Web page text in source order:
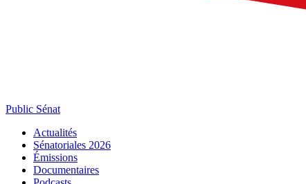
Public Sénat
Actualités
Sénatoriales 2026
Émissions
Documentaires